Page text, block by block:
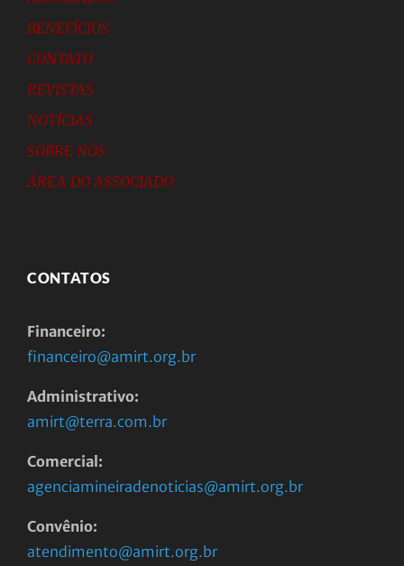
BENEFÍCIOS
CONTATO
REVISTAS
NOTÍCIAS
SOBRE NÓS
ÁREA DO ASSOCIADO
CONTATOS
Financeiro:
financeiro@amirt.org.br
Administrativo:
amirt@terra.com.br
Comercial:
agenciamineiradenoticias@amirt.org.br
Convênio:
atendimento@amirt.org.br